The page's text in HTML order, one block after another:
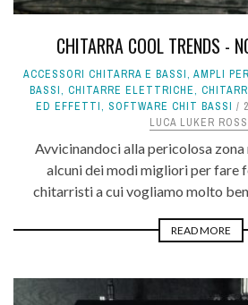
CHITARRA COOL TRENDS -
ACCESSORI CHITARRA E BASSI, AMPLI
BASSI, CHITARRE ELETTRICHE,
ED EFFETTI, SOFTWARE CHIT BASSI
LUCA LUKER
Avvicinandoci alla pericolosa
alcuni dei modi migliori per fare
chitarristi a cui vogliamo molto
READ MORE